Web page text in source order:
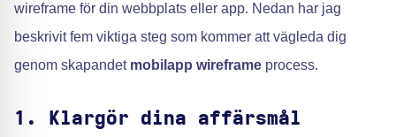
wireframe för din webbplats eller app. Nedan har jag
beskrivit fem viktiga steg som kommer att vägleda dig
genom skapandet mobilapp wireframe process.
1. Klargör dina affärsmål